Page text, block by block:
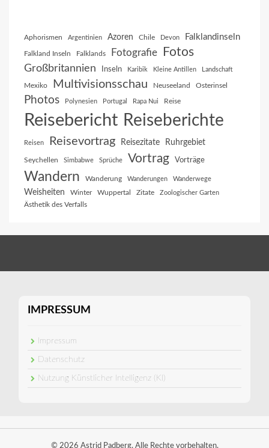
Aphorismen Argentinien Azoren Chile Devon Falklandinseln
Falkland Inseln Falklands Fotografie Fotos
Großbritannien Inseln Karibik Kleine Antillen Landschaft
Mexiko Multivisionsschau Neuseeland Osterinsel
Photos Polynesien Portugal Rapa Nui Reise
Reisebericht Reiseberichte
Reisen Reisevortrag Reisezitate Ruhrgebiet
Seychellen Simbabwe Sprüche Vortrag Vorträge
Wandern Wanderung Wanderungen Wanderwege
Weisheiten Winter Wuppertal Zitate Zoologischer Garten
Ästhetik des Verfalls
IMPRESSUM
Impressum
Datenschutz
Nutzung Künstlicher Intelligenz (KI)
© 2026 Astrid Padberg. Alle Rechte vorbehalten.